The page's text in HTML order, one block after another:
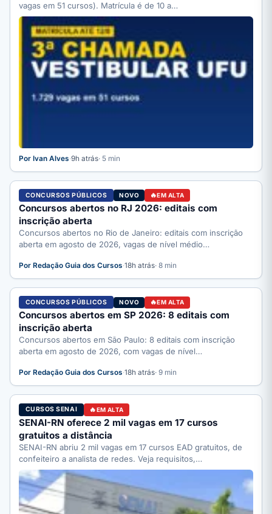
vagas em 51 cursos). Matrícula é de 10 a…
Por Ivan Alves·9h atrás· 5 min
CONCURSOS PÚBLICOS NOVO EM ALTA
Concursos abertos no RJ 2026: editais com
inscrição aberta
Concursos abertos no Rio de Janeiro: editais com inscrição
aberta em agosto de 2026, vagas de nível médio…
Por Redação Guia dos Cursos·18h atrás· 8 min
CONCURSOS PÚBLICOS NOVO EM ALTA
Concursos abertos em SP 2026: 8 editais com
inscrição aberta
Concursos abertos em São Paulo: 8 editais com inscrição
aberta em agosto de 2026, com vagas de nível…
Por Redação Guia dos Cursos·18h atrás· 9 min
CURSOS SENAI EM ALTA
SENAI-RN oferece 2 mil vagas em 17 cursos
gratuitos a distância
SENAI-RN abriu 2 mil vagas em 17 cursos EAD gratuitos, de
confeiteiro a analista de redes. Veja requisitos,…